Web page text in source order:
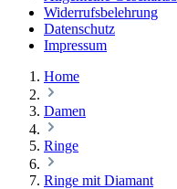
Widerrufsbelehrung
Datenschutz
Impressum
Home
Damen
Ringe
Ringe mit Diamant